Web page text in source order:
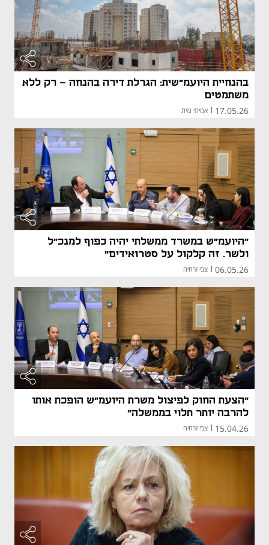
בהנחיית היועמ"שית: הגרלת דירה בהנחה - רק ללא
משתמטים
17.05.26 אמיתי גזית
"היועמ"ש במשרד ממשלתי יהיה כפוף למנכ"ל
ולשר. זה קלקול על סטרואידים"
06.05.26
| צבי זרחיה
"הצעת החוק לפיצול משרת היועמ"ש הופכת אותו
להרבה יותר תלוי בממשלה"
15.04.26
| צבי זרחיה